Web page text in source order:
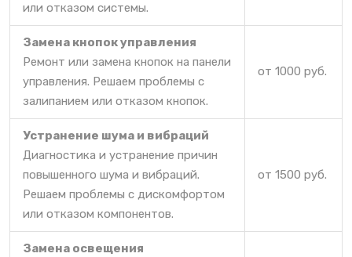
или отказом системы.
Замена кнопок управления
Ремонт или замена кнопок на панели
управления. Решаем проблемы с
залипанием или отказом кнопок.
от 1000 руб.
Устранение шума и вибраций
Диагностика и устранение причин
повышенного шума и вибраций.
Решаем проблемы с дискомфортом
или отказом компонентов.
от 1500 руб.
Замена освещения